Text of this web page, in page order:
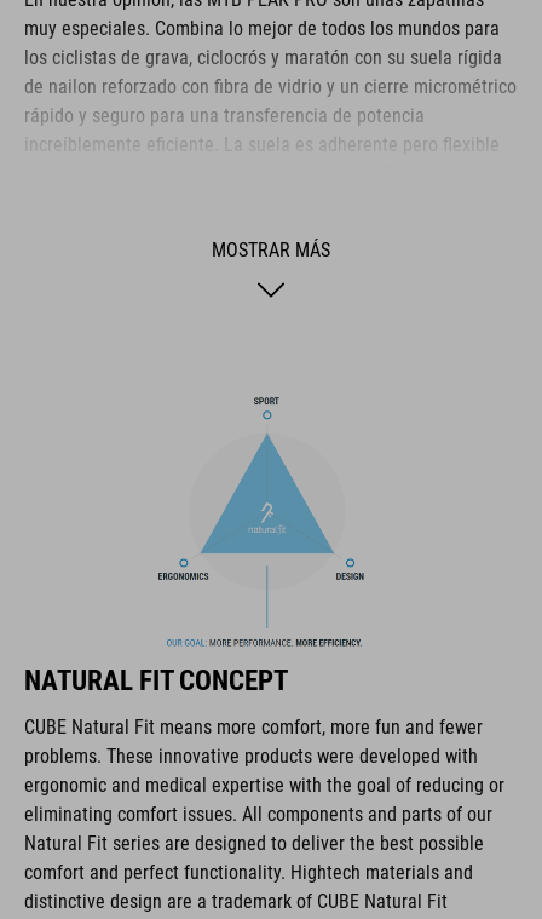
muy especiales. Combina lo mejor de todos los mundos para
los ciclistas de grava, ciclocrós y maratón con su suela rígida
de nailon reforzado con fibra de vidrio y un cierre micrométrico
rápido y seguro para una transferencia de potencia
increíblemente eficiente. La suela es adherente pero flexible
puntera y la talonera reforzadas se encargan de proteger
estas zonas sensibles. La suela antideslizante A-TRACTION
ergonómica NF garantiza una distribución óptima de la presión
y la amortiguación, tanto en competición como en muy larga
La marca CUBE es sinónimo de productos innovadores y de
alta calidad, basados constantemente en las tendencias
actuales. Gracias a la estrecha colaboración de los
diseñadores en el desarrollo de accesorios y bicicletas, los
productos están perfectamente armonizados y ofrecen la
mejor combinación de diseño, tecnología y usabilidad.
MOSTRAR MÁS
NATURAL FIT CONCEPT
CUBE Natural Fit means more comfort, more fun and fewer
problems. These innovative products were developed with
ergonomic and medical expertise with the goal of reducing or
eliminating comfort issues. All components and parts of our
Natural Fit series are designed to deliver the best possible
comfort and perfect functionality. Hightech materials and
distinctive design are a trademark of CUBE Natural Fit